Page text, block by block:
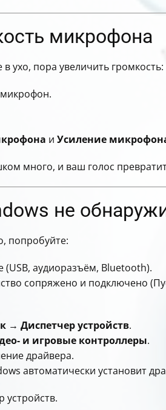
микрофона
ухо, пора увеличить громкость:
микрофон.
и Усиление
много, и ваш голос
не
попробуйте:
аудиоразъём, Bluetooth).
сопряжено и подключено
→ Диспетчер устройств.
и игровые контроллеры.
драйвера.
автоматически установит
устройств.